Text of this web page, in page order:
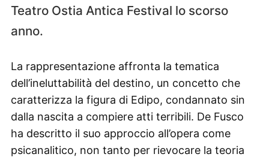
Teatro Ostia Antica Festival lo scorso
anno.
La rappresentazione affronta la tematica
dell’ineluttabilità del destino, un concetto che
caratterizza la figura di Edipo, condannato sin
dalla nascita a compiere atti terribili. De Fusco
ha descritto il suo approccio all’opera come
psicanalitico, non tanto per rievocare la teoria